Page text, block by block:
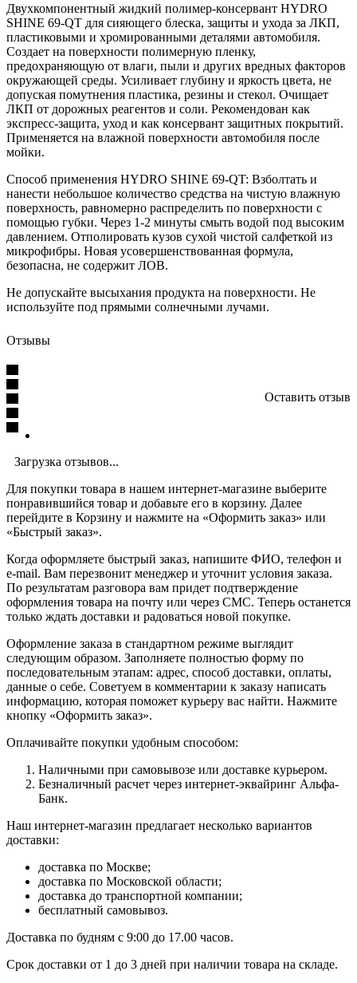
Двухкомпонентный жидкий полимер-консервант HYDRO
SHINE 69-QT для сияющего блеска, защиты и ухода за ЛКП,
пластиковыми и хромированными деталями автомобиля.
Создает на поверхности полимерную пленку,
предохраняющую от влаги, пыли и других вредных факторов
окружающей среды. Усиливает глубину и яркость цвета, не
допуская помутнения пластика, резины и стекол. Очищает
ЛКП от дорожных реагентов и соли. Рекомендован как
экспресс-защита, уход и как консервант защитных покрытий.
Применяется на влажной поверхности автомобиля после
мойки.
Способ применения HYDRO SHINE 69-QT: Взболтать и
нанести небольшое количество средства на чистую влажную
поверхность, равномерно распределить по поверхности с
помощью губки. Через 1-2 минуты смыть водой под высоким
давлением. Отполировать кузов сухой чистой салфеткой из
микрофибры. Новая усовершенствованная формула,
безопасна, не содержит ЛОВ.
Не допускайте высыхания продукта на поверхности. Не
используйте под прямыми солнечными лучами.
Отзывы
Оставить отзыв
Загрузка отзывов...
Для покупки товара в нашем интернет-магазине выберите
понравившийся товар и добавьте его в корзину. Далее
перейдите в Корзину и нажмите на «Оформить заказ» или
«Быстрый заказ».
Когда оформляете быстрый заказ, напишите ФИО, телефон и
e-mail. Вам перезвонит менеджер и уточнит условия заказа.
По результатам разговора вам придет подтверждение
оформления товара на почту или через СМС. Теперь останется
только ждать доставки и радоваться новой покупке.
Оформление заказа в стандартном режиме выглядит
следующим образом. Заполняете полностью форму по
последовательным этапам: адрес, способ доставки, оплаты,
данные о себе. Советуем в комментарии к заказу написать
информацию, которая поможет курьеру вас найти. Нажмите
кнопку «Оформить заказ».
Оплачивайте покупки удобным способом:
Наличными при самовывозе или доставке курьером.
Безналичный расчет через интернет-эквайринг Альфа-
Банк.
Наш интернет-магазин предлагает несколько вариантов
доставки:
доставка по Москве;
доставка по Московской области;
доставка до транспортной компании;
бесплатный самовывоз.
Доставка по будням с 9:00 до 17.00 часов.
Срок доставки от 1 до 3 дней при наличии товара на складе.